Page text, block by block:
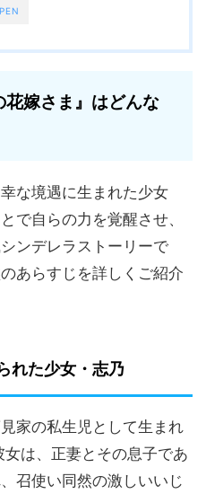
花嫁さま』はどんな
な境遇に生まれた少女
で自らの力を覚醒させ、
ンデレラストーリーで
あらすじを詳しくご紹介
れた少女・志乃
家の私生児として生まれ
は、正妻とその息子であ
召使い同然の激しいいじ